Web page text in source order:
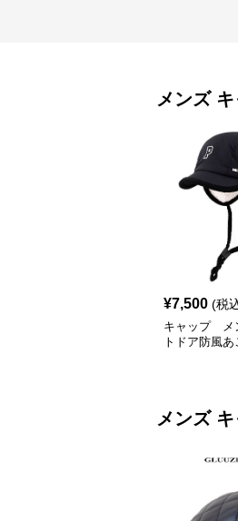
メンズ
¥7,500 (税
キャップ メ
トドア防風
メンズ